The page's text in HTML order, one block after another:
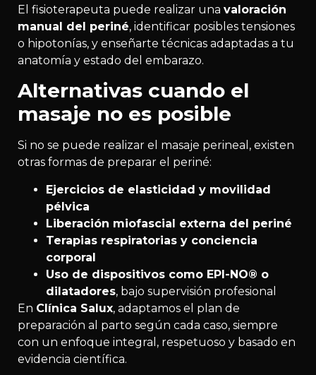
El fisioterapeuta puede realizar una valoración
manual del periné, identificar posibles tensiones
o hipotonías, y enseñarte técnicas adaptadas a tu
anatomía y estado del embarazo.
Alternativas cuando el
masaje no es posible
Si no se puede realizar el masaje perineal, existen
otras formas de preparar el periné:
Ejercicios de elasticidad y movilidad
pélvica
Liberación miofascial externa del periné
Terapias respiratorias y conciencia
corporal
Uso de dispositivos como EPI-NO® o
dilatadores, bajo supervisión profesional
En Clínica Salux, adaptamos el plan de
preparación al parto según cada caso, siempre
con un enfoque integral, respetuoso y basado en
evidencia científica.